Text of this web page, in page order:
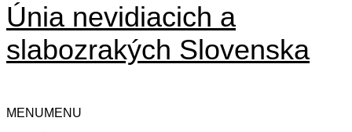
Únia nevidiacich a
slabozrakých Slovenska
MENUMENU